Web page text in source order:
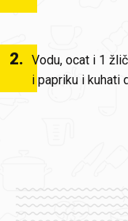
2. Vodu, ocat i 1
i papriku i kuhati